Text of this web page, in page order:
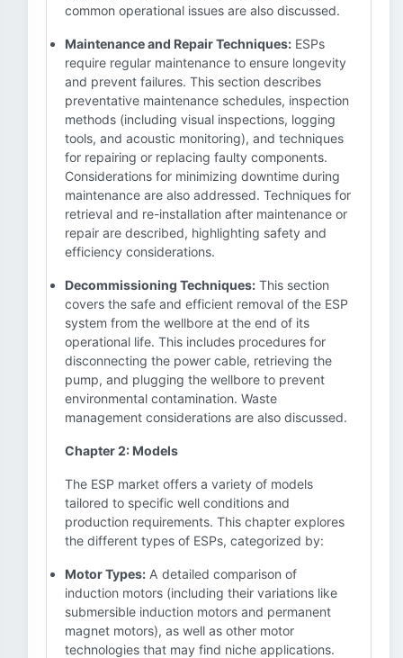
common operational issues are also discussed.
Maintenance and Repair Techniques: ESPs
require regular maintenance to ensure longevity
and prevent failures. This section describes
preventative maintenance schedules, inspection
methods (including visual inspections, logging
tools, and acoustic monitoring), and techniques
for repairing or replacing faulty components.
Considerations for minimizing downtime during
maintenance are also addressed. Techniques for
retrieval and re-installation after maintenance or
repair are described, highlighting safety and
efficiency considerations.
Decommissioning Techniques: This section
covers the safe and efficient removal of the ESP
system from the wellbore at the end of its
operational life. This includes procedures for
disconnecting the power cable, retrieving the
pump, and plugging the wellbore to prevent
environmental contamination. Waste
management considerations are also discussed.
Chapter 2: Models
The ESP market offers a variety of models
tailored to specific well conditions and
production requirements. This chapter explores
the different types of ESPs, categorized by:
Motor Types: A detailed comparison of
induction motors (including their variations like
submersible induction motors and permanent
magnet motors), as well as other motor
technologies that may find niche applications.